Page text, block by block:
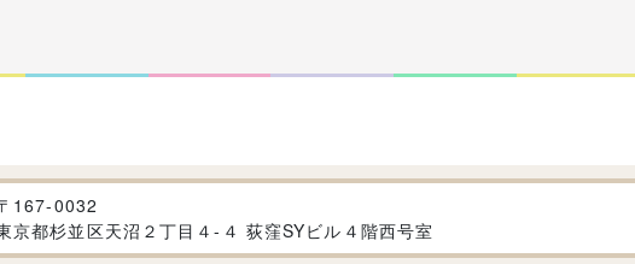
167-0032
京都杉並区天沼２丁目４-４ 荻窪SYビル４階西号室